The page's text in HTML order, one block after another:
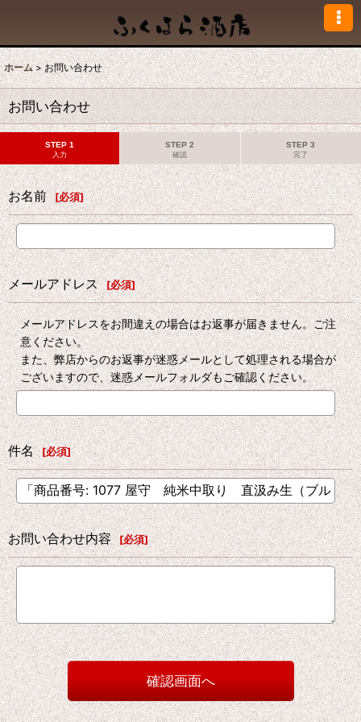
ホーム > お問い合わせ
お問い合わせ
STEP 1
入力
STEP 2
確認
STEP 3
完了
お名前 [必須]
メールアドレス [必須]
メールアドレスをお間違えの場合はお返事が届きません。ご注
意ください。
また、弊店からのお返事が迷惑メールとして処理される場合が
ございますので、迷惑メールフォルダもご確認ください。
件名 [必須]
お問い合わせ内容 [必須]
確認画面へ